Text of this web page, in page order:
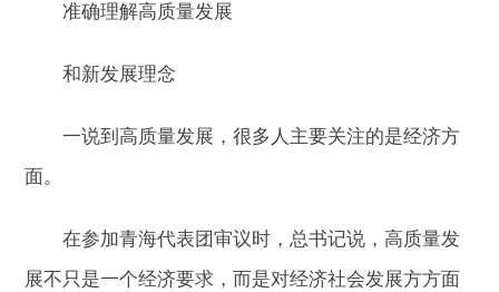
准确理解高质量发展
和新发展理念
一说到高质量发展，很多人主要关注的是经济方
面。
在参加青海代表团审议时，总书记说，高质量发
展不只是一个经济要求，而是对经济社会发展方方面